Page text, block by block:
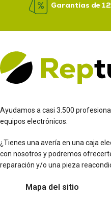
Garantías de
Ayudamos a casi 3.500
equipos electrónicos.
¿Tienes una avería en una caja
con nosotros y podremos
reparación y/o una pieza
Mapa del sitio